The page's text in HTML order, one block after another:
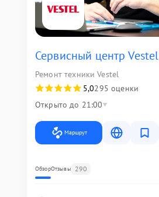
Сервисный центр Vestel
Ремонт техники Vestel
5,0295 оценки
Открыто до 21:00
Маршрут
ОбзорОтзывы 290